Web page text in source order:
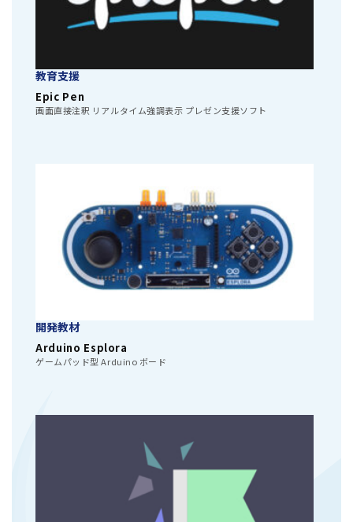
教育支援
Epic Pen
画面直接注釈 リアルタイム強調表示 プレゼン支援ソフト
開発教材
Arduino Esplora
ゲームパッド型 Arduino ボード